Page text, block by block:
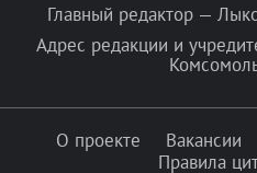
Главный редактор —
Адрес редакции и
О проекте Вакансии
Правила